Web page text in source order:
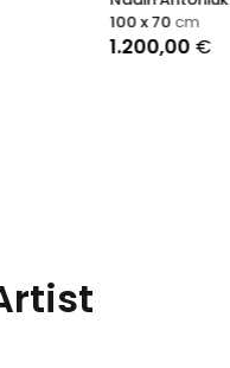
1.200,00 €
100 x 70 cm